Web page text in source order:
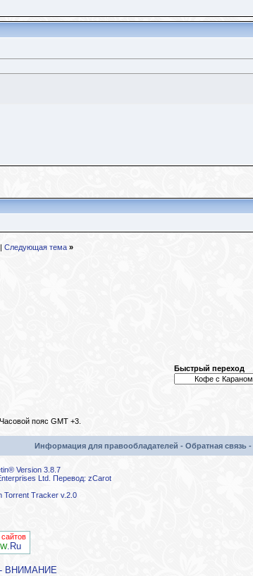
Следующая тема »
Быстрый переход
пояс GMT +3.
Информация для правообладателей - Обратная связь -
Version 3.8.7
Ltd. Перевод: zCarot
Torrent Tracker v.2.0
сайтов
.Ru
- ВНИМАНИЕ